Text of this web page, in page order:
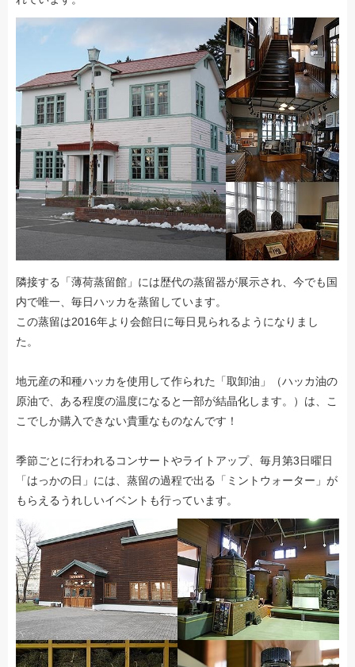
隣接する「薄荷蒸留館」には歴代の蒸留器が展示され、今でも国
内で唯一、毎日ハッカを蒸留しています。
この蒸留は2016年より会館日に毎日見られるようになりまし
た。
地元産の和種ハッカを使用して作られた「取卸油」（ハッカ油の
原油で、ある程度の温度になると一部が結晶化します。）は、こ
こでしか購入できない貴重なものなんです！
季節ごとに行われるコンサートやライトアップ、毎月第3日曜日
「はっかの日」には、蒸留の過程で出る「ミントウォーター」が
もらえるうれしいイベントも行っています。